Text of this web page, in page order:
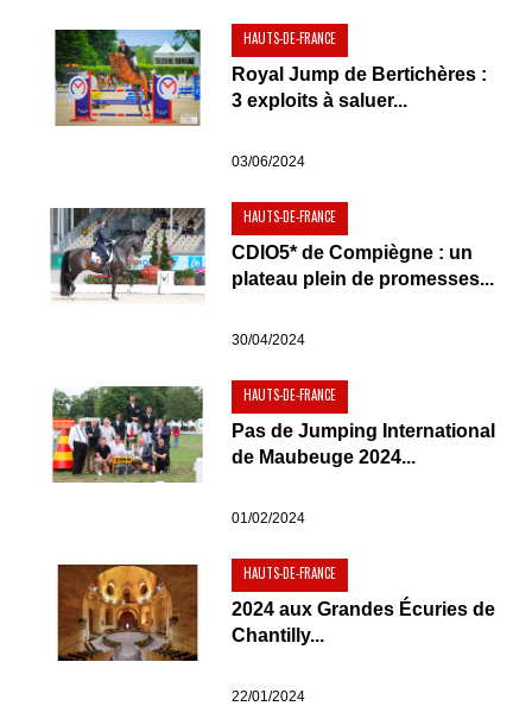
HAUTS-DE-FRANCE
Royal Jump de Bertichères :
3 exploits à saluer...
03/06/2024
HAUTS-DE-FRANCE
CDIO5* de Compiègne : un
plateau plein de promesses...
30/04/2024
HAUTS-DE-FRANCE
Pas de Jumping International
de Maubeuge 2024...
01/02/2024
HAUTS-DE-FRANCE
2024 aux Grandes Écuries de
Chantilly...
22/01/2024